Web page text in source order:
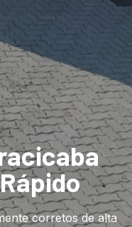
corretos de alta